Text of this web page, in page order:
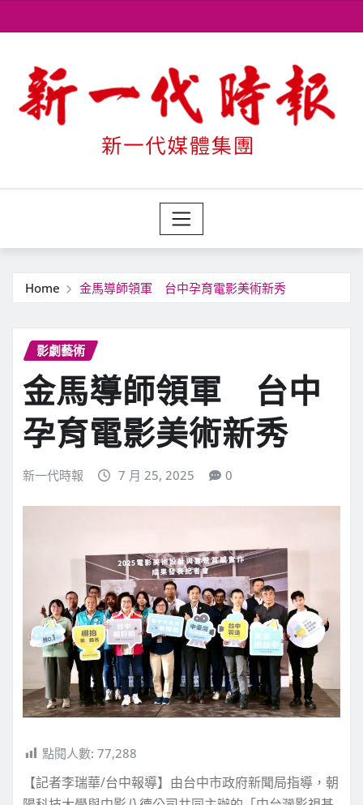
to
Home 金馬導師領軍 台中孕育電影美術新秀
影劇藝術
金馬導師領軍 台中
孕育電影美術新秀
新一代時報 7 月 25, 2025 0
點閱人數: 77,288
【記者李瑞華/台中報導】由台中市政府新聞局指導，朝